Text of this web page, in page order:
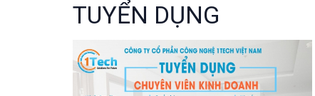
TUYỂN DỤNG